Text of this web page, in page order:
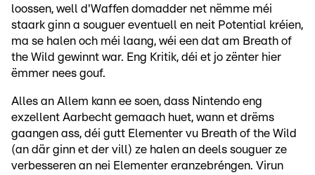
loossen, well d'Waffen domadder net nëmme méi
staark ginn a souguer eventuell en neit Potential kréien,
ma se halen och méi laang, wéi een dat am Breath of
the Wild gewinnt war. Eng Kritik, déi et jo zënter hier
ëmmer nees gouf.
Alles an Allem kann ee soen, dass Nintendo eng
exzellent Aarbecht gemaach huet, wann et drëms
gaangen ass, déi gutt Elementer vu Breath of the Wild
(an där ginn et der vill) ze halen an deels souguer ze
verbesseren an nei Elementer eranzebréngen. Virun